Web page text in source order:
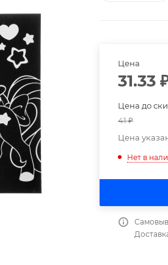
Цена
31.33
Цена до
41₽
Цена
Нет в